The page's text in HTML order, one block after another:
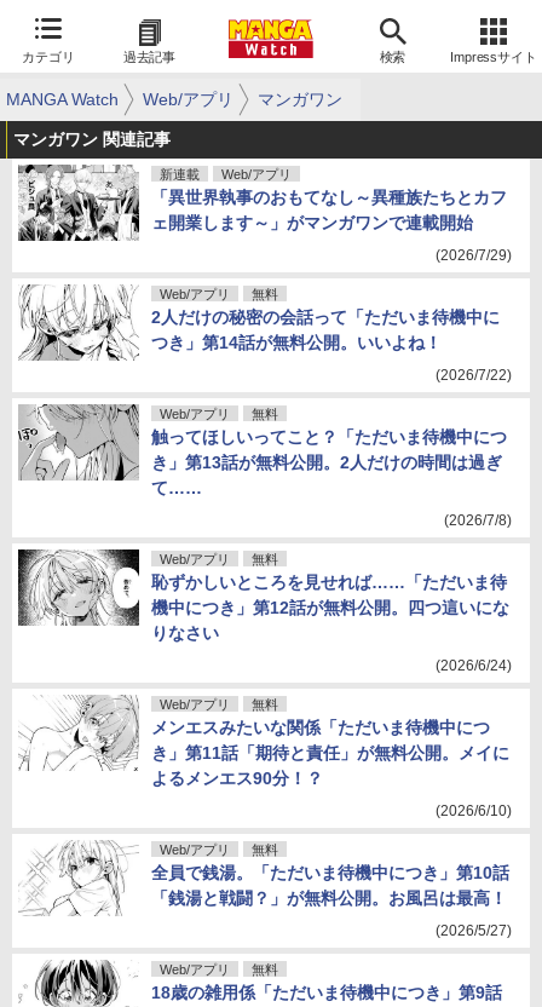
カテゴリ 過去記事 検索 Impressサイト
MANGA Watch Web/アプリ マンガワン
マンガワン 関連記事
新連載 Web/アプリ
「異世界執事のおもてなし～異種族たちとカフ
ェ開業します～」がマンガワンで連載開始
(2026/7/29)
Web/アプリ 無料
2人だけの秘密の会話って「ただいま待機中に
つき」第14話が無料公開。いいよね！
(2026/7/22)
Web/アプリ 無料
触ってほしいってこと？「ただいま待機中につ
き」第13話が無料公開。2人だけの時間は過ぎ
て……
(2026/7/8)
Web/アプリ 無料
恥ずかしいところを見せれば……「ただいま待
機中につき」第12話が無料公開。四つ這いにな
りなさい
(2026/6/24)
Web/アプリ 無料
メンエスみたいな関係「ただいま待機中につ
き」第11話「期待と責任」が無料公開。メイに
よるメンエス90分！？
(2026/6/10)
Web/アプリ 無料
全員で銭湯。「ただいま待機中につき」第10話
「銭湯と戦闘？」が無料公開。お風呂は最高！
(2026/5/27)
Web/アプリ 無料
18歳の雑用係「ただいま待機中につき」第9話